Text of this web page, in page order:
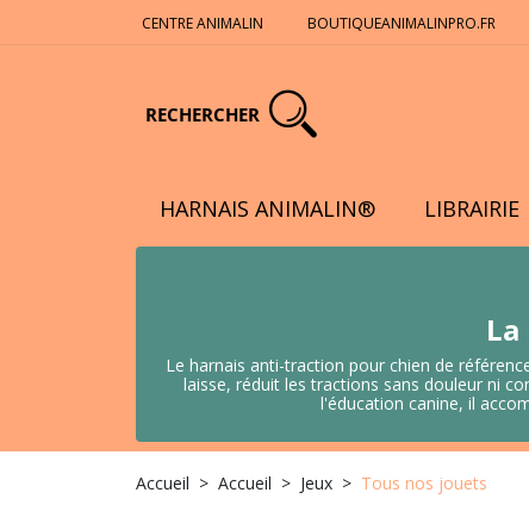
CENTRE ANIMALIN BOUTIQUEANIMALINPRO.FR
RECHERCHER
HARNAIS ANIMALIN® LIBRAIRIE
Le harnais anti-traction pour chien de
laisse, réduit les tractions sans douleur ni
l'éducation canine, il
Accueil Accueil Jeux Tous nos jouets